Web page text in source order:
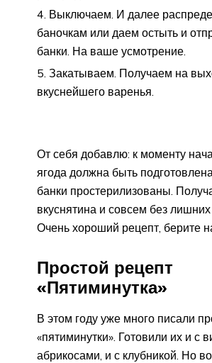
Выключаем. И далее
баночкам или даем остыть и
банки. На ваше усмотрение.
Закатываем. Получаем на
вкуснейшего варенья.
От себя добавлю: к моменту
ягода должна быть
банки простерилизованы.
вкуснятина и совсем без лишних
Очень хороший рецепт, берите
Простой рецепт
«Пятиминутка»
В этом году уже много писали
«пятиминутки». Готовили их и с
абрикосами, и с клубникой. Но